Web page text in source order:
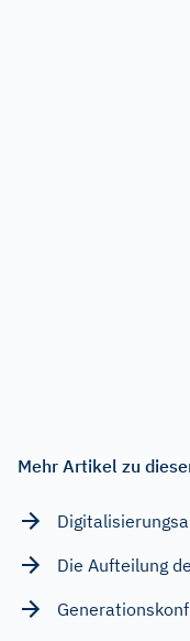
Mehr Artikel zu
Die Aufteilung